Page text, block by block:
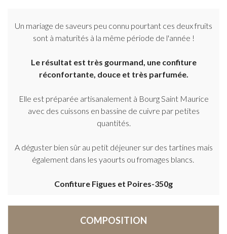
Un mariage de saveurs peu connu pourtant ces deux fruits
sont à maturités à la même période de l'année !
Le résultat est très gourmand, une confiture
réconfortante, douce et très parfumée.
Elle est préparée artisanalement à Bourg Saint Maurice
avec des cuissons en bassine de cuivre par petites
quantités.
A déguster bien sûr au petit déjeuner sur des tartines mais
également dans les yaourts ou fromages blancs.
Confiture Figues et Poires-350g
COMPOSITION